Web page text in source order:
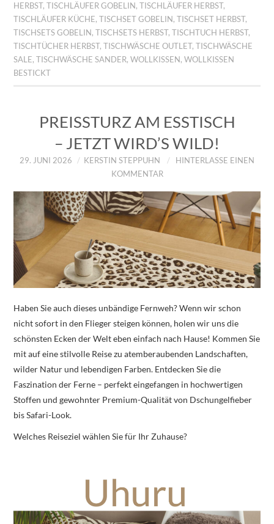
HERBST,TISCHLÄUFER GOBELIN ,TISCHLÄUFER HERBST,
TISCHLÄUFER KÜCHE,TISCHSET GOBELIN ,TISCHSET HERBST,
TISCHSETS GOBELIN ,TISCHSETS HERBST,TISCHTUCH HERBST,
TISCHTÜCHER HERBST,TISCHWÄSCHE OUTLET,TISCHWÄSCHE
SALE,TISCHWÄSCHE SANDER,WOLLKISSEN ,WOLLKISSEN
BESTICKT
PREISSTURZ AM ESSTISCH
– JETZT WIRD’S WILD!
29. JUNI 2026 KERSTIN STEPPUHN
HINTERLASSE EINEN
KOMMENTAR
Haben Sie auch dieses unbändige Fernweh? Wenn wir schon
nicht sofort in den Flieger steigen können, holen wir uns die
schönsten Ecken der Welt eben einfach nach Hause! Kommen Sie
mit auf eine stilvolle Reise zu atemberaubenden Landschaften,
wilder Natur und lebendigen Farben. Entdecken Sie die
Faszination der Ferne – perfekt eingefangen in hochwertigen
Stoffen und gewohnter Premium-Qualität von Dschungelfieber
bis Safari-Look.
Welches Reiseziel wählen Sie für Ihr Zuhause?